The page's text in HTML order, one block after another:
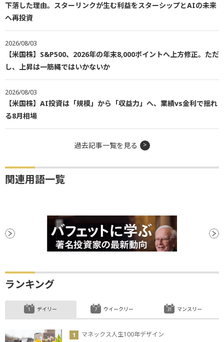
下落した理由。スターリンクが生む利益をスターシップとAIの未来
へ再投資
2026/08/03
【米国株】S&P500、2026年の年末8,000ポイントへ上方修正。ただ
し、上昇は一筋縄ではいかないか
2026/08/03
【米国株】AI投資は「規模」から「収益力」へ、業績vs金利で揺れ
る8月相場
過去記事一覧を見る
関連用語一覧
ランキング
デイリー
マネックス人生100年デザイン
ウイークリー マンスリー